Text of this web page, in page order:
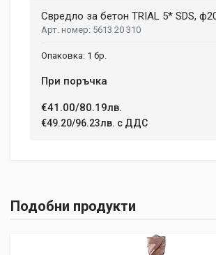
Свредло за бетон TRIAL 5* SDS,
5613 20 310
1 бр.
При поръчка
€41.00/80.19лв.
€49.20/96.23лв. с ДДС
Подобни продукти